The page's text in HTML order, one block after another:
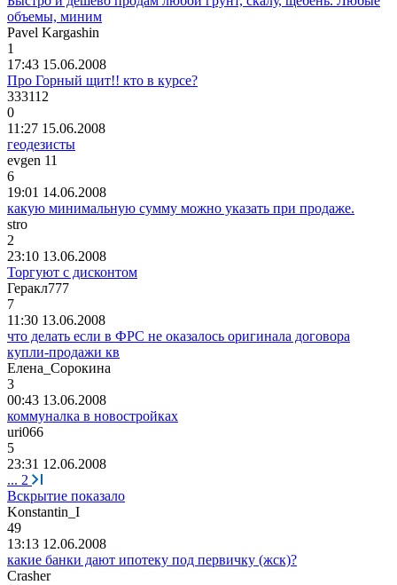
объемы, миним
Pavel Kargashin
1
17:43 15.06.2008
Про Горный щит!! кто в курсе?
333112
0
11:27 15.06.2008
геодезисты
evgen 11
6
19:01 14.06.2008
какую минимальную сумму можно указать при продаже.
stro
2
23:10 13.06.2008
Торгуют с дисконтом
Геракл777
7
11:30 13.06.2008
что делать если в ФРС не оказалось оригинала договора
купли-продажи кв
Елена Сорокина
3
00:43 13.06.2008
коммуналка в новостройках
uri066
5
23:31 12.06.2008
... 2
Вскрытие показало
Konstantin_I
49
13:13 12.06.2008
какие банки дают ипотеку под первичку (жск)?
Crasher